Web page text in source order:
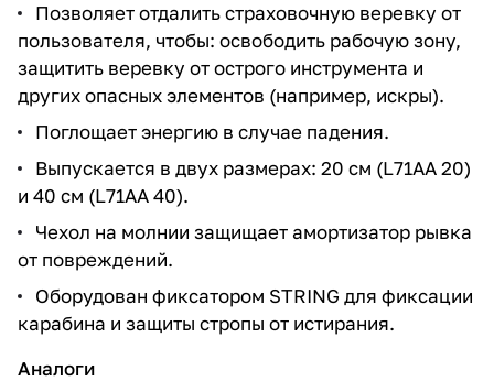
Позволяет отдалить страховочную веревку от
пользователя, чтобы: освободить рабочую зону,
защитить веревку от острого инструмента и
других опасных элементов (например, искры).
Поглощает энергию в случае падения.
Выпускается в двух размерах: 20 см (L71AA 20)
и 40 см (L71AA 40).
Чехол на молнии защищает амортизатор рывка
от повреждений.
Оборудован фиксатором STRING для фиксации
карабина и защиты стропы от истирания.
Аналоги